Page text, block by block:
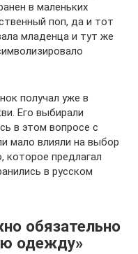
в маленьких
поп, да и тот
младенца и тут же
получал уже в
Его выбирали
в этом вопросе с
мало влияли на выбор
которое предлагал
в русском
обязательно
одежду»